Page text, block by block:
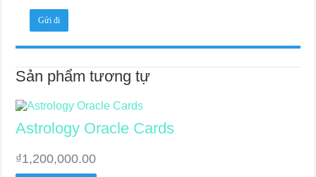
Sản phẩm tương tự
Astrology Oracle Cards
₫1,200,000.00